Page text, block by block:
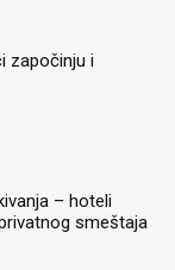
započinju i
– hoteli
smeštaja